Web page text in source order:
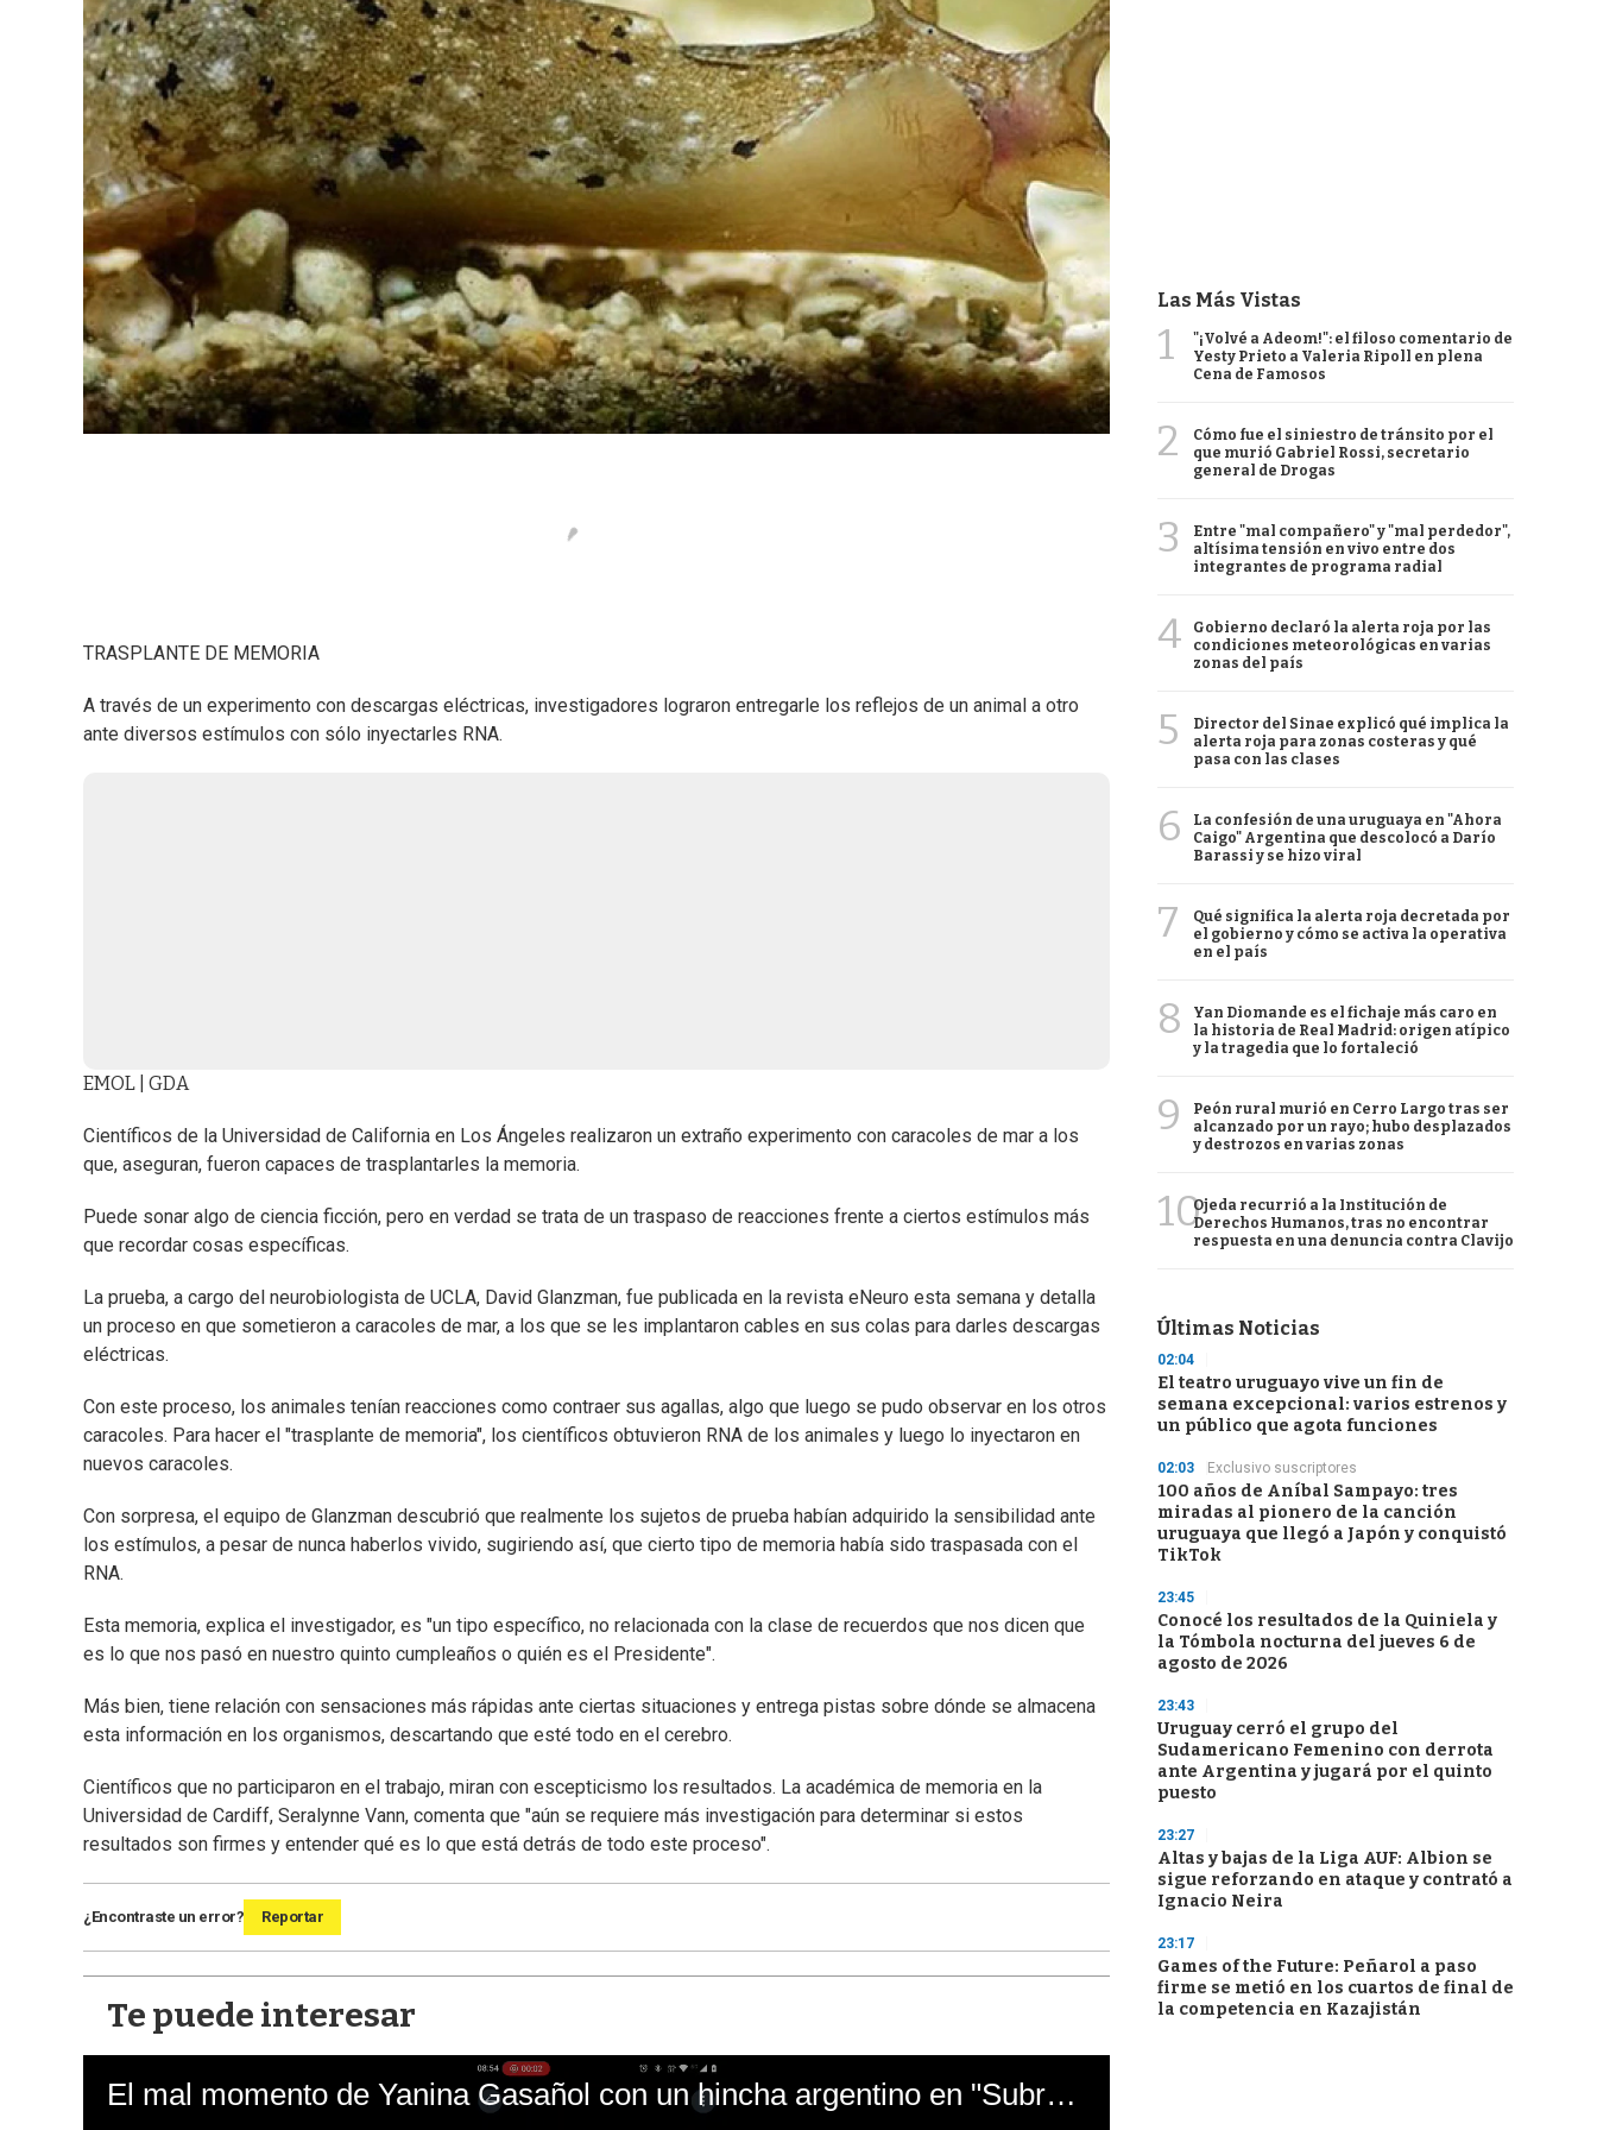
TRASPLANTE DE MEMORIA
A través de un experimento con descargas eléctricas, investigadores lograron entregarle los reflejos de un animal a otro
ante diversos estímulos con sólo inyectarles RNA.
EMOL | GDA
Científicos de la Universidad de California en Los Ángeles realizaron un extraño experimento con caracoles de mar a los
que, aseguran, fueron capaces de trasplantarles la memoria.
Puede sonar algo de ciencia ficción, pero en verdad se trata de un traspaso de reacciones frente a ciertos estímulos más
que recordar cosas específicas.
La prueba, a cargo del neurobiologista de UCLA, David Glanzman, fue publicada en la revista eNeuro esta semana y detalla
un proceso en que sometieron a caracoles de mar, a los que se les implantaron cables en sus colas para darles descargas
eléctricas.
Con este proceso, los animales tenían reacciones como contraer sus agallas, algo que luego se pudo observar en los otros
caracoles. Para hacer el "trasplante de memoria", los científicos obtuvieron RNA de los animales y luego lo inyectaron en
nuevos caracoles.
Con sorpresa, el equipo de Glanzman descubrió que realmente los sujetos de prueba habían adquirido la sensibilidad ante
los estímulos, a pesar de nunca haberlos vivido, sugiriendo así, que cierto tipo de memoria había sido traspasada con el
RNA.
Esta memoria, explica el investigador, es "un tipo específico, no relacionada con la clase de recuerdos que nos dicen que
es lo que nos pasó en nuestro quinto cumpleaños o quién es el Presidente".
Más bien, tiene relación con sensaciones más rápidas ante ciertas situaciones y entrega pistas sobre dónde se almacena
esta información en los organismos, descartando que esté todo en el cerebro.
Científicos que no participaron en el trabajo, miran con escepticismo los resultados. La académica de memoria en la
Universidad de Cardiff, Seralynne Vann, comenta que "aún se requiere más investigación para determinar si estos
resultados son firmes y entender qué es lo que está detrás de todo este proceso".
¿Encontraste un error? Reportar
Te puede interesar
El mal momento de Yanina Gasañol con un hincha argentino en "Subrayado"
Las Más Vistas
1
"¡Volvé a Adeom!": el filoso comentario de
Yesty Prieto a Valeria Ripoll en plena
Cena de Famosos
2
Cómo fue el siniestro de tránsito por el
que murió Gabriel Rossi, secretario
general de Drogas
3
Entre "mal compañero" y "mal perdedor",
altísima tensión en vivo entre dos
integrantes de programa radial
4
Gobierno declaró la alerta roja por las
condiciones meteorológicas en varias
zonas del país
5
Director del Sinae explicó qué implica la
alerta roja para zonas costeras y qué
pasa con las clases
6
La confesión de una uruguaya en "Ahora
Caigo" Argentina que descolocó a Darío
Barassi y se hizo viral
7
Qué significa la alerta roja decretada por
el gobierno y cómo se activa la operativa
en el país
8
Yan Diomande es el fichaje más caro en
la historia de Real Madrid: origen atípico
y la tragedia que lo fortaleció
9
Peón rural murió en Cerro Largo tras ser
alcanzado por un rayo; hubo desplazados
y destrozos en varias zonas
10Ojeda recurrió a la Institución de
Derechos Humanos, tras no encontrar
respuesta en una denuncia contra Clavijo
Últimas Noticias
02:04
El teatro uruguayo vive un fin de
semana excepcional: varios estrenos y
un público que agota funciones
02:03 Exclusivo suscriptores
100 años de Aníbal Sampayo: tres
miradas al pionero de la canción
uruguaya que llegó a Japón y conquistó
TikTok
23:45
Conocé los resultados de la Quiniela y
la Tómbola nocturna del jueves 6 de
agosto de 2026
23:43
Uruguay cerró el grupo del
Sudamericano Femenino con derrota
ante Argentina y jugará por el quinto
puesto
23:27
Altas y bajas de la Liga AUF: Albion se
sigue reforzando en ataque y contrató a
Ignacio Neira
23:17
Games of the Future: Peñarol a paso
firme se metió en los cuartos de final de
la competencia en Kazajistán